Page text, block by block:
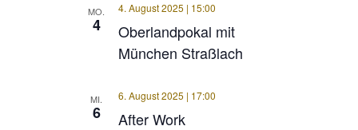
MO.
4
Oberlandpokal mit
München Straßlach
4. August 2025 | 15:00
MI.
6 After Work
6. August 2025 | 17:00